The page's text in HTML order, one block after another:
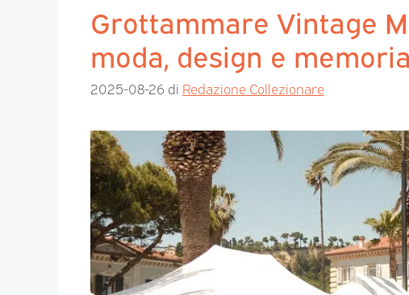
Grottammare Vintage
moda, design e memoria
2025-08-26 di Redazione Collezionare